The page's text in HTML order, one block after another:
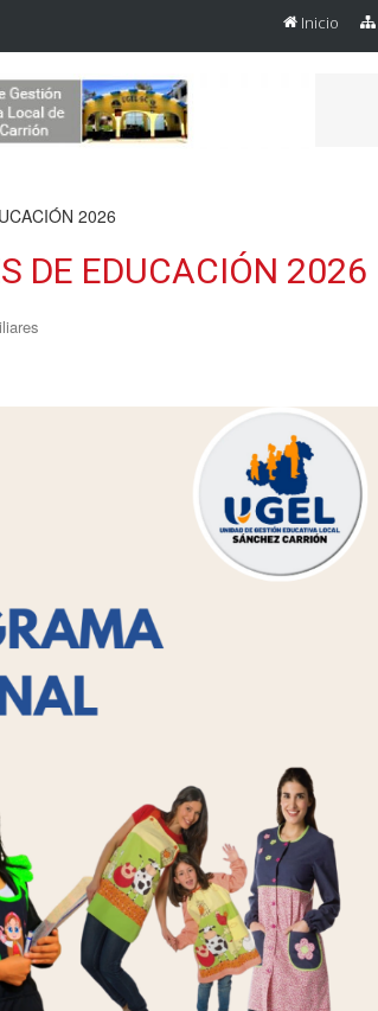
Inicio
2026
DE EDUCACIÓN 2026